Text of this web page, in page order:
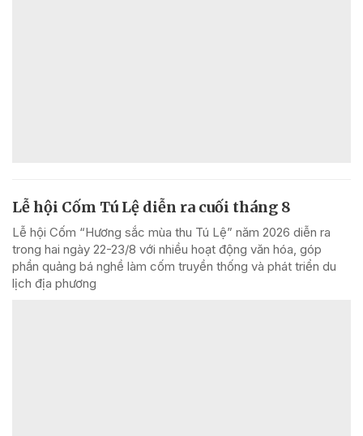
Lễ hội Cốm Tú Lệ diễn ra cuối tháng 8
Lễ hội Cốm “Hương sắc mùa thu Tú Lệ” năm 2026 diễn ra
trong hai ngày 22-23/8 với nhiều hoạt động văn hóa, góp
phần quảng bá nghề làm cốm truyền thống và phát triển du
lịch địa phương